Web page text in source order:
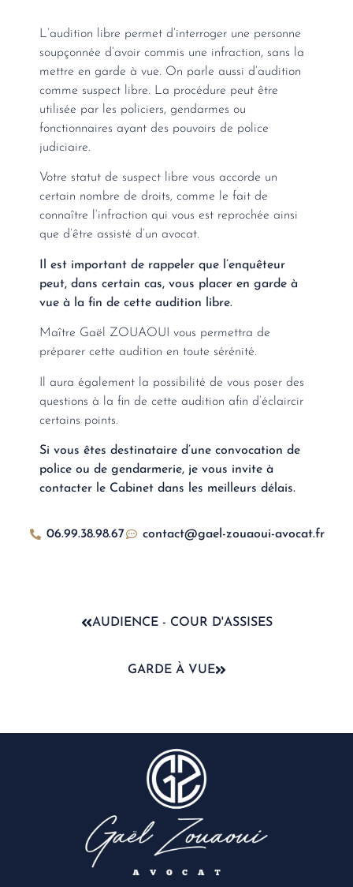
L’audition libre permet d’interroger une personne
soupçonnée d’avoir commis une infraction, sans la
mettre en garde à vue. On parle aussi d’audition
comme suspect libre. La procédure peut être
utilisée par les policiers, gendarmes ou
fonctionnaires ayant des pouvoirs de police
judiciaire.
Votre statut de suspect libre vous accorde un
certain nombre de droits, comme le fait de
connaître l’infraction qui vous est reprochée ainsi
que d’être assisté d’un avocat.
Il est important de rappeler que l’enquêteur
peut, dans certain cas, vous placer en garde à
vue à la fin de cette audition libre.
Maître Gaël ZOUAOUI vous permettra de
préparer cette audition en toute sérénité.
Il aura également la possibilité de vous poser des
questions à la fin de cette audition afin d’éclaircir
certains points.
Si vous êtes destinataire d’une convocation de
police ou de gendarmerie, je vous invite à
contacter le Cabinet dans les meilleurs délais.
06.99.38.98.67 contact@gael-zouaoui-avocat.fr
AUDIENCE - COUR D'ASSISES
GARDE À VUE